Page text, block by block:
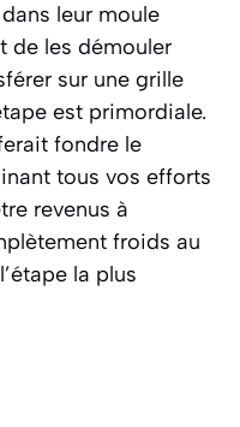
leur moule
de les démouler
sur une grille
est primordiale.
fondre le
tous vos efforts
revenus à
froids au
la plus